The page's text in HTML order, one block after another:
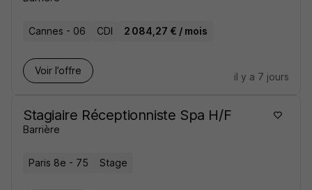
Cannes - 06 CDI 2 084,27 € / mois
Voir l’offre
il y a 7 jours
Stagiaire Réceptionniste Spa H/F
Barrière
Paris 8e - 75 Stage